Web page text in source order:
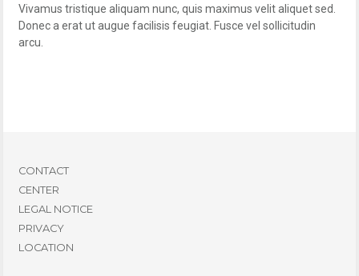
Vivamus tristique aliquam nunc, quis maximus velit aliquet sed.
Donec a erat ut augue facilisis feugiat. Fusce vel sollicitudin
arcu.
CONTACT
CENTER
LEGAL NOTICE
PRIVACY
LOCATION